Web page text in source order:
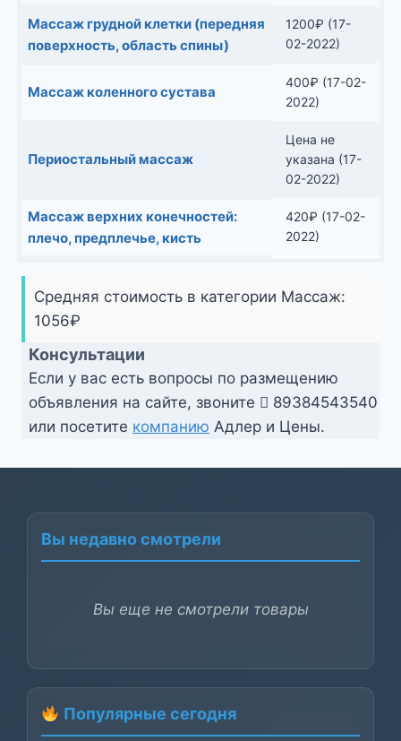
Массаж грудной клетки (передняя
поверхность, область спины)
1200₽ (17-
02-2022)
Массаж коленного сустава
400₽ (17-02-
2022)
Периостальный массаж
Цена не
указана (17-
02-2022)
Массаж верхних конечностей:
плечо, предплечье, кисть
420₽ (17-02-
2022)
Средняя стоимость в категории Массаж:
1056₽
Консультации
Если у вас есть вопросы по размещению
объявления на сайте, звоните
89384543540
или посетите компанию Адлер и Цены.
Вы недавно смотрели
Вы еще не смотрели товары
Популярные сегодня